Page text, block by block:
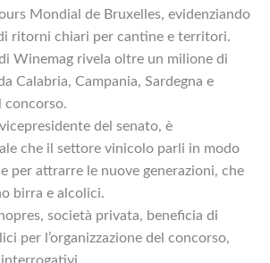
Mondial de Bruxelles, evidenziando
ritorni chiari per cantine e territori.
di Winemag rivela oltre un milione di
Calabria, Campania, Sardegna e
concorso.
del senato, è
che il settore vinicolo parli in modo
per attrarre le nuove generazioni, che
birra e alcolici.
società privata, beneficia di
per l’organizzazione del concorso,